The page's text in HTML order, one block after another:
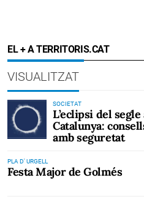
EL + A TERRITORIS.CAT
VISUALITZAT
SOCIETAT
L’eclipsi del
Catalunya:
amb seguretat
PLA D' URGELL
Festa Major de Golmés